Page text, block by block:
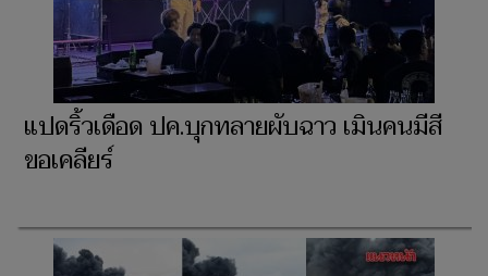
แปดริ้วเดือด ปค.บุกทลายผับฉาว เมินคนมีสี
ขอเคลียร์